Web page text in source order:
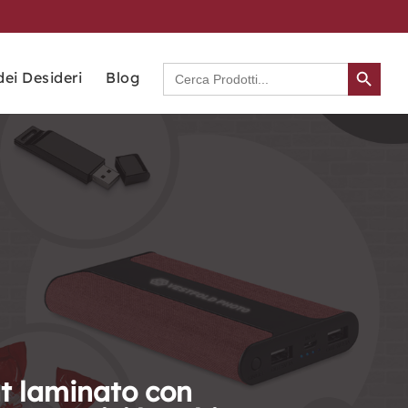
Desideri Blog Search
for:
Search Button
laminato con